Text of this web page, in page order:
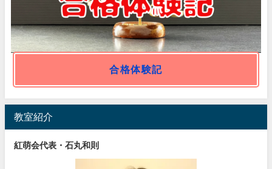
合格体験記
教室紹介
紅萌会代表・石丸和則